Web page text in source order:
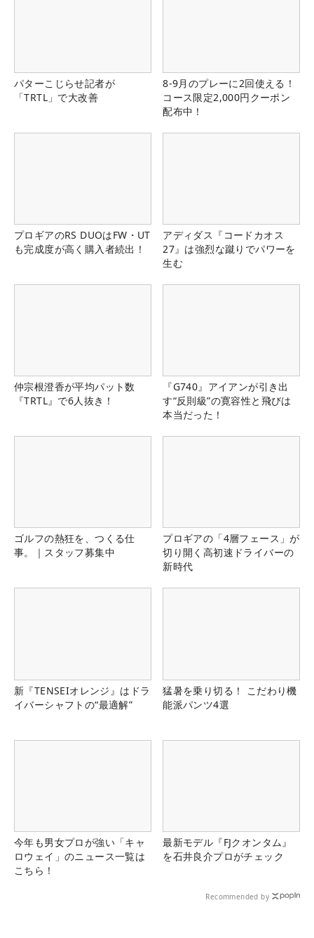
パターこじらせ記者が
「TRTL」で大改善
8-9月のプレーに2回使える！
コース限定2,000円クーポン
配布中！
プロギアのRS DUOはFW・UT
も完成度が高く購入者続出！
アディダス『コードカオス
27』は強烈な蹴りでパワーを
生む
仲宗根澄香が平均パット数
『TRTL』で6人抜き！
『G740』アイアンが引き出
す“反則級”の寛容性と飛びは
本当だった！
ゴルフの熱狂を、つくる仕
事。｜スタッフ募集中
プロギアの「4層フェース」が
切り開く高初速ドライバーの
新時代
新『TENSEIオレンジ』はドラ
イバーシャフトの“最適解”
猛暑を乗り切る！ こだわり機
能派パンツ4選
今年も男女プロが強い「キャ
ロウェイ」のニュース一覧は
こちら！
最新モデル『FJクオンタム』
を石井良介プロがチェック
Recommended by